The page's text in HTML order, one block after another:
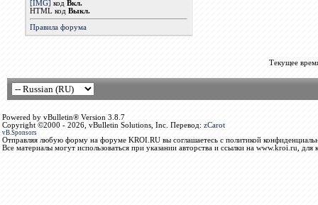
[IMG] код Вкл.
HTML код Выкл.
Правила форума
Текущее
Powered by vBulletin® Version 3.8.7
Copyright ©2000 - 2026, vBulletin Solutions, Inc. Перевод: zCarot
vB.Sponsors
Отправляя любую форму на форуме KROI.RU вы соглашаетесь с политикой
Все материалы могут использоваться при указании авторства и ссылки на www.kroi.ru, для